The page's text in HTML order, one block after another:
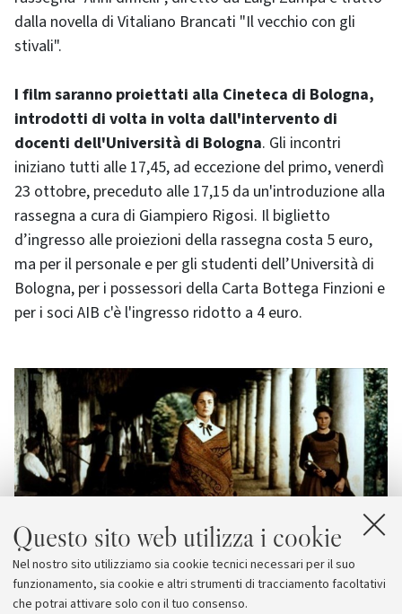
Questo sito web utilizza i cookie
Nel nostro sito utilizziamo sia cookie tecnici necessari per il suo
funzionamento, sia cookie e altri strumenti di tracciamento facoltativi
che potrai attivare solo con il tuo consenso.
dalla novella di Vitaliano Brancati "Il vecchio con gli
stivali".
I film saranno proiettati alla Cineteca di Bologna,
introdotti di volta in volta dall'intervento di
docenti dell'Università di Bologna. Gli incontri
iniziano tutti alle 17,45, ad eccezione del primo, venerdì
23 ottobre, preceduto alle 17,15 da un'introduzione alla
rassegna a cura di Giampiero Rigosi. Il biglietto
d’ingresso alle proiezioni della rassegna costa 5 euro,
ma per il personale e per gli studenti dell’Università di
Bologna, per i possessori della Carta Bottega Finzioni e
per i soci AIB c'è l'ingresso ridotto a 4 euro.